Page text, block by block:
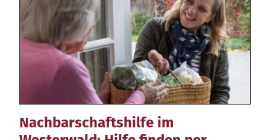
Nachbarschaftshilfe im